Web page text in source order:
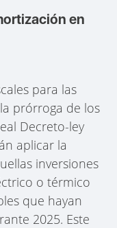
en
para las
prórroga de los
Decreto-ley
aplicar la
inversiones
o térmico
que hayan
2025. Este